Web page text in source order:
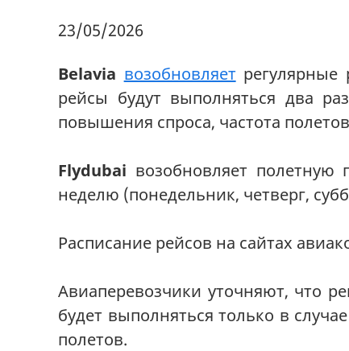
23/05/2026
Belavia возобновляетрегулярные
рейсы будут выполняться два
повышения спроса, частота
Flydubai возобновляет
неделю (понедельник, четверг,
Расписание рейсов на сайтах
Авиаперевозчики уточняют, что
будет выполняться только в
полетов.